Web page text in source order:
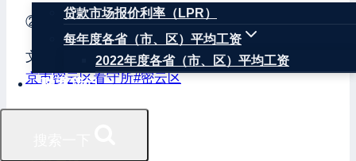
贷款市场报价利率（LPR）
每年度各省（市、区）平均工资
2022年度各省（市、区）平均工资
联系我们
②密8路（沙河铁桥站）。
文章标签：#专业刑辩律师#北京刑辩律师王康
京市密云区看守所#密云区